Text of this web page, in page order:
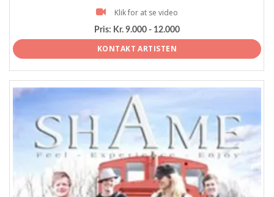
Klik for at se video
Pris: Kr. 9.000 - 12.000
KONTAKT ARTISTEN